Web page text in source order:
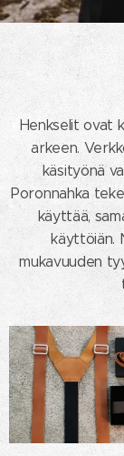
Henkselit ovat
arkeen.
käsityönä
Poronnahka
käyttää,
käyttöiän.
mukavuuden